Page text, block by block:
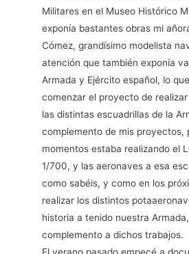
Militares en el Museo Histórico
exponía bastantes obras mi
Cómez, grandísimo modelista
atención que también exponía
Armada y Ejército español, lo
comenzar el proyecto de
las distintas escuadrillas de la
complemento de mis proyectos,
momentos estaba realizando el
1/700, y las aeronaves a esa
como sabéis, y como en los
realizar los distintos
historia a tenido nuestra
complemento a dichos trabajos.